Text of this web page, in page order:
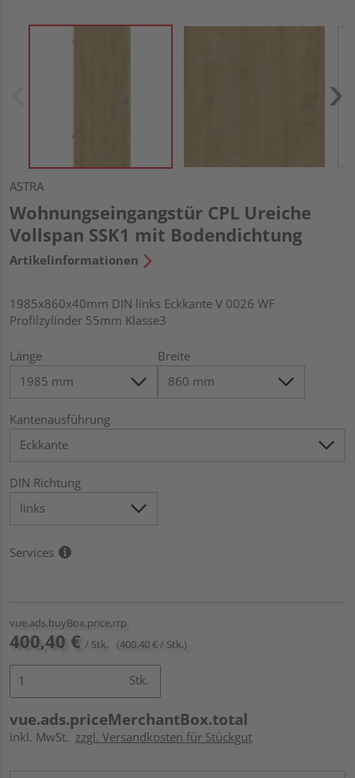
ASTRA
Wohnungseingangstür CPL Ureiche
Vollspan SSK1 mit Bodendichtung
Artikelinformationen
1985x860x40mm DIN links Eckkante V 0026 WF
Profilzylinder 55mm Klasse3
Länge Breite
Kantenausführung
DIN Richtung
Services
vue.ads.buyBox.price.rrp
400,40 € / Stk. (400,40 € / Stk.)
Stk.
vue.ads.priceMerchantBox.total
inkl. MwSt. zzgl. Versandkosten für Stückgut